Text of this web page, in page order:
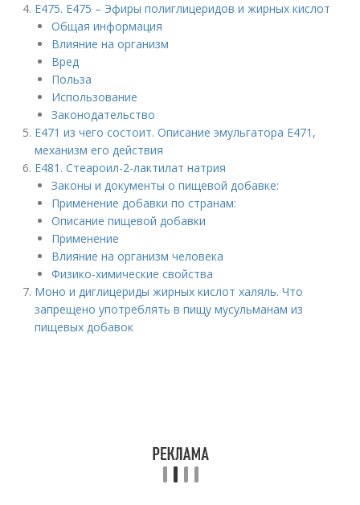
E475. Е475 – Эфиры полиглицеридов и жирных кислот
Общая информация
Влияние на организм
Вред
Польза
Использование
Законодательство
Е471 из чего состоит. Описание эмульгатора Е471,
механизм его действия
Е481. Стеароил-2-лактилат натрия
Законы и документы о пищевой добавке:
Применение добавки по странам:
Описание пищевой добавки
Применение
Влияние на организм человека
Физико-химические свойства
Моно и диглицериды жирных кислот халяль. Что
запрещено употреблять в пищу мусульманам из
пищевых добавок